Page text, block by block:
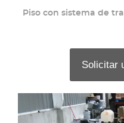
Piso con sistema de
Solicitar